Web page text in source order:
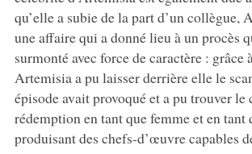
qu’elle a subie de la part d’un collègue,
une affaire qui a donné lieu à un procès
surmonté avec force de caractère : grâce
Artemisia a pu laisser derrière elle le
épisode avait provoqué et a pu trouver le
rédemption en tant que femme et en tant
produisant des chefs-d’œuvre capables